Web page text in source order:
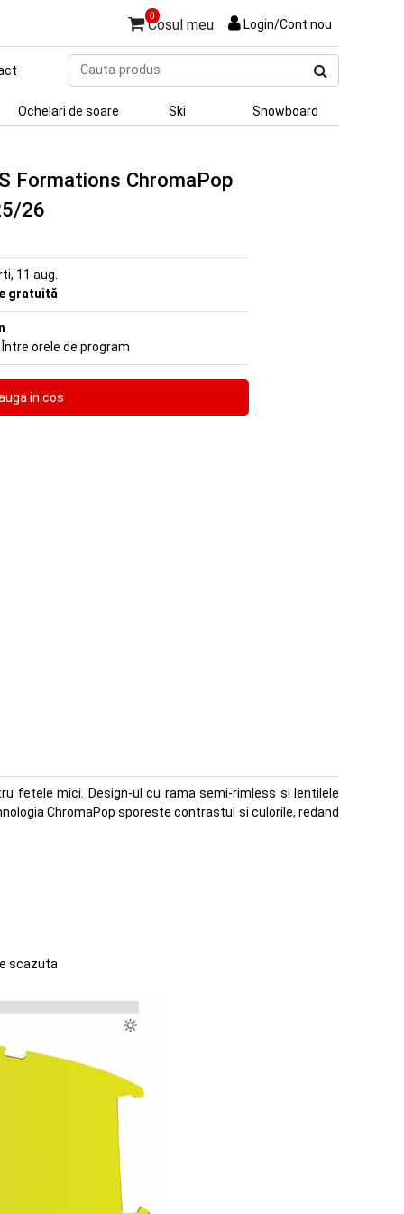
0
Cosul meu Login/Cont nou
produs
Ochelari de soare Ski Snowboard
Formations ChromaPop
26
11 aug.
gratuită
orele de program
fetele mici. Design-ul cu rama semi-rimless si lentilele
ChromaPop sporeste contrastul si culorile, redand
scazuta